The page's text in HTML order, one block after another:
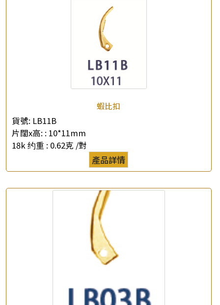
蝦比扣
貨號: LB11B
片闊x高: : 10*11mm
18k 约重 : 0.62克 /對
產品詳情